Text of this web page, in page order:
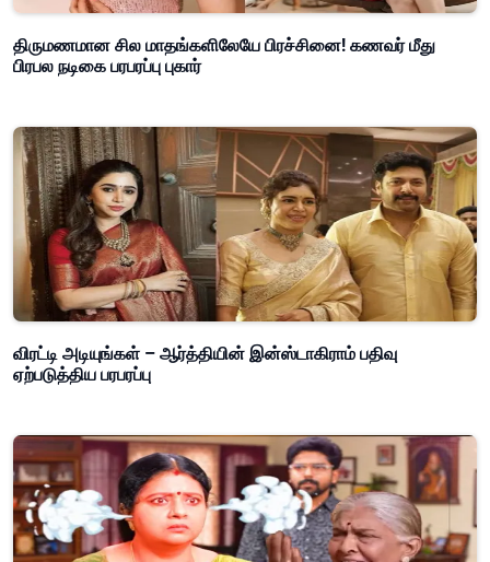
திருமணமான சில மாதங்களிலேயே பிரச்சினை! கணவர் மீது
பிரபல நடிகை பரபரப்பு புகார்
விரட்டி அடியுங்கள் – ஆர்த்தியின் இன்ஸ்டாகிராம் பதிவு
ஏற்படுத்திய பரபரப்பு